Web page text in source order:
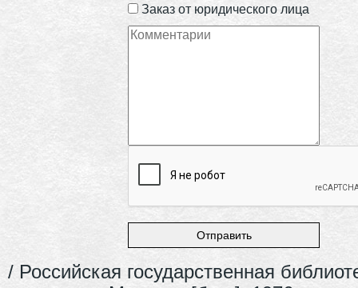
Заказ от юридического лица
/ Российская государственная